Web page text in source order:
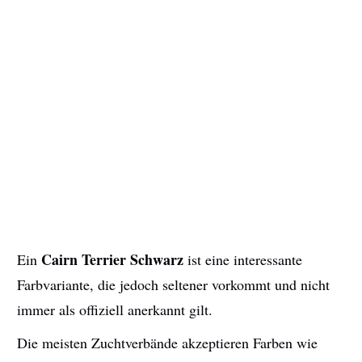
Ein Cairn Terrier Schwarz ist eine interessante
Farbvariante, die jedoch seltener vorkommt und nicht
immer als offiziell anerkannt gilt.
Die meisten Zuchtverbände akzeptieren Farben wie